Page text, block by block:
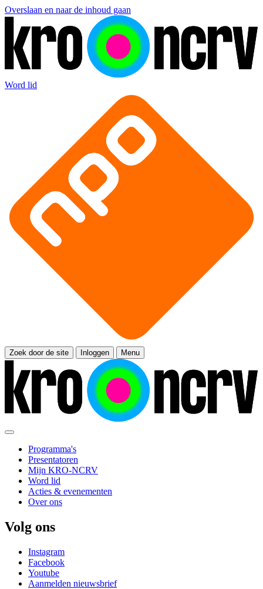
Overslaan en naar de inhoud gaan
Word lid
Zoek door de site Inloggen Menu
Programma's
Presentatoren
Mijn KRO-NCRV
Word lid
Acties & evenementen
Over ons
Volg ons
Instagram
Facebook
Youtube
Aanmelden nieuwsbrief